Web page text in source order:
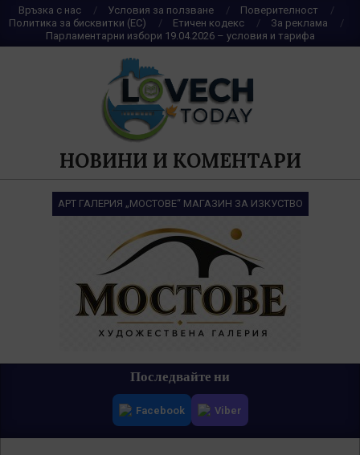
Skip
to
content
Връзка с нас Условия за ползване
Поверителност
Политика за бисквитки (ЕС)
Етичен кодекс
За реклама
Парламентарни избори 19.04.2026 – условия и тарифа
НОВИНИ И КОМЕНТАРИ
АРТ ГАЛЕРИЯ „МОСТОВЕ“ МАГАЗИН ЗА ИЗКУСТВО
Последвайте ни
Facebook Viber